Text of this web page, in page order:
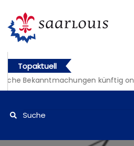
Topaktuell
Bekanntmachungen künftig